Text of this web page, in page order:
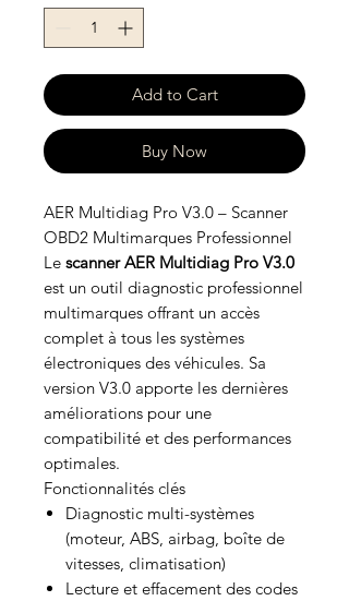
Add to Cart
Buy Now
AER Multidiag Pro V3.0 – Scanner
OBD2 Multimarques Professionnel
Le scanner AER Multidiag Pro V3.0
est un outil diagnostic professionnel
multimarques offrant un accès
complet à tous les systèmes
électroniques des véhicules. Sa
version V3.0 apporte les dernières
améliorations pour une
compatibilité et des performances
optimales.
Fonctionnalités clés
Diagnostic multi-systèmes
(moteur, ABS, airbag, boîte de
vitesses, climatisation)
Lecture et effacement des codes